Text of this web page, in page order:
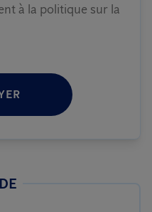
à la politique sur la